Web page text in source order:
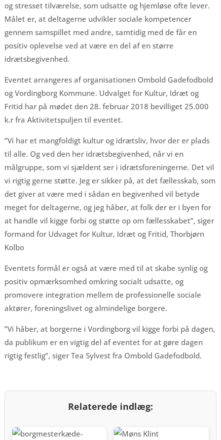
og stresset tilværelse, som udsatte og hjemløse ofte lever.
Målet er, at deltagerne udvikler sociale kompetencer
gennem samspillet med andre, samtidig med de får en
positiv oplevelse ved at være en del af en større
idrætsbegivenhed.
Eventet arrangeres af organisationen Ombold Gadefodbold
og Vordingborg Kommune. Udvalget for Kultur, Idræt og
Fritid har på mødet den 28. februar 2018 bevilliget 25.000
k.r fra Aktivitetspuljen til eventet.
”Vi har et mangfoldigt kultur og idrætsliv, hvor der er plads
til alle. Og ved den her idrætsbegivenhed, når vi en
målgruppe, som vi sjældent ser i idrætsforeningerne. Det vil
vi rigtig gerne støtte. Jeg er sikker på, at det fællesskab, som
det giver at være med i sådan en begivenhed vil betyde
meget for deltagerne, og jeg håber, at folk der er i byen for
at handle vil kigge forbi og støtte op om fællesskabet”, siger
formand for Udvaget for Kultur, Idræt og Fritid, Thorbjørn
Kolbo
Eventets formål er også at være med til at skabe synlig og
positiv opmærksomhed omkring socialt udsatte, og
promovere integration mellem de professionelle sociale
aktører, foreningslivet og almindelige borgere.
”Vi håber, at borgerne i Vordingborg vil kigge forbi på dagen,
da publikum er en vigtig del af eventet for at gøre dagen
rigtig festlig”, siger Tea Sylvest fra Ombold Gadefodbold.
Relaterede indlæg: